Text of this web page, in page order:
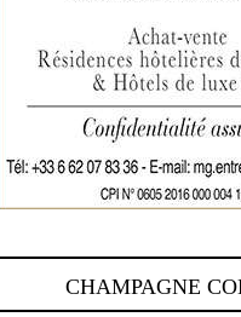
CHAMPAGNE